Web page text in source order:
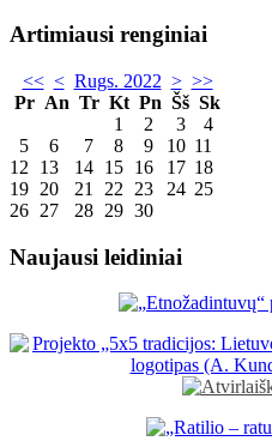
Artimiausi renginiai
<< < Rugs. 2022 > >>
Pr An Tr Kt Pn Šš Sk
1
2 3
4
5
6 7 8 9 10 11
12
13 14 15 16 17 18
19 20 21 22 23 24 25
26 27 28 29 30
Naujausi leidiniai